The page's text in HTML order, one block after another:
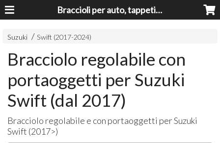
Braccioli per auto, tappeti auto, accessori auto MADE IN ITALY - Armrests, Mittelarmlehnen, Accoundoirs
Suzuki Swift (2017-2024)
Bracciolo regolabile con
portaoggetti per Suzuki
Swift (dal 2017)
Bracciolo regolabile e con portaoggetti per Suzuki
Swift (2017>)